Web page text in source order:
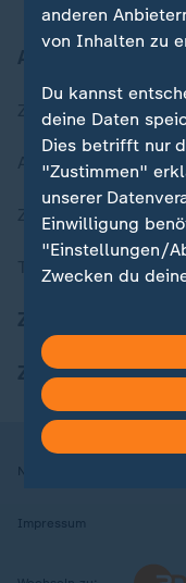
Zuletzt
Aktuelle Sendungs-
ZDFheute Stories
Themen im Überblick
ZDFheute Apps
Nutzungsbedingungen
Impressum
anderen
von Inhalten zu
Du kannst
deine Daten
Dies betrifft nur
"Zustimmen"
unserer
Einwilligung
"Einstellungen/
Zwecken du
in deinen
Hier findest du
Weitere